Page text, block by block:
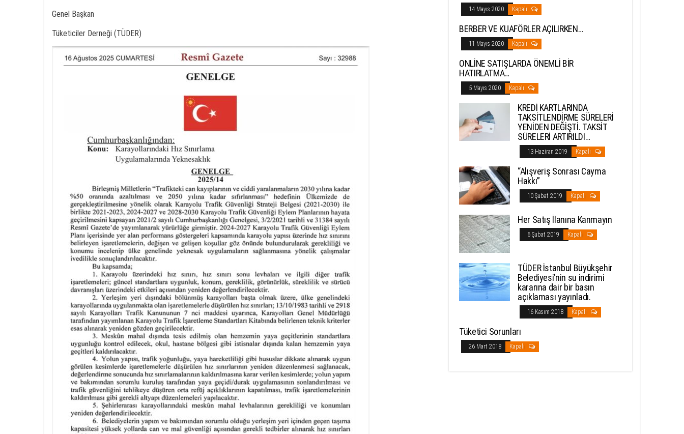
Genel Başkan
Tüketiciler Derneği (TÜDER)
14 Mayıs 2020 Kapalı
BERBER VE KUAFÖRLER AÇILIRKEN…
11 Mayıs 2020 Kapalı
ONLİNE SATIŞLARDA ÖNEMLİ BİR
HATIRLATMA…
5 Mayıs 2020 Kapalı
KREDİ KARTLARINDA
TAKSİTLENDİRME SÜRELERİ
YENİDEN DEĞİŞTİ. TAKSİT
SÜRELERİ ARTIRILDI…
13 Haziran 2019 Kapalı
“Alışveriş Sonrası Cayma
Hakkı”
10 Şubat 2019 Kapalı
Her Satış İlanına Kanmayın
6 Şubat 2019 Kapalı
TÜDER İstanbul Büyükşehir
Belediyesi’nin su indirimi
kararına dair bir basın
açıklaması yayınladı.
16 Kasım 2018 Kapalı
Tüketici Sorunları
26 Mart 2018 Kapalı